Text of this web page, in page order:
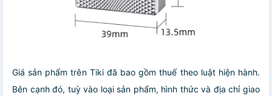
Giá sản phẩm trên Tiki đã bao gồm thuế theo luật hiện hành.
Bên cạnh đó, tuỳ vào loại sản phẩm, hình thức và địa chỉ giao